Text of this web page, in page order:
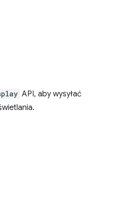
API, aby wysyłać